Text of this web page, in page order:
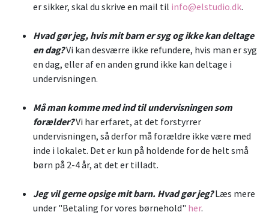
er sikker, skal du skrive en mail til info@elstudio.dk.
Hvad gør jeg, hvis mit barn er syg og ikke kan deltage
en dag?Vi kan desværre ikke refundere, hvis man er syg
en dag, eller af en anden grund ikke kan deltage i
undervisningen.
Må man komme med ind til undervisningen som
forælder?Vi har erfaret, at det forstyrrer
undervisningen, så derfor må forældre ikke være med
inde i lokalet. Det er kun på holdende for de helt små
børn på 2-4 år, at det er tilladt.
Jeg vil gerne opsige mit barn. Hvad gør jeg? Læs mere
under "Betaling for vores børnehold" her.